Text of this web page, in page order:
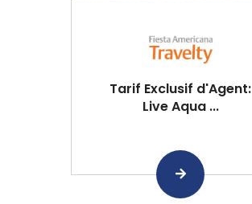
Tarif Exclusif d'Agent:
Live Aqua ...